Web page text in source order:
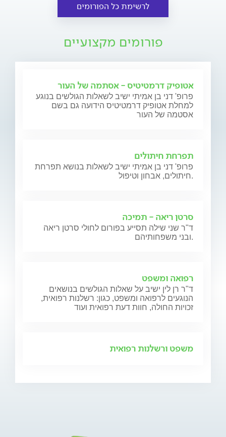
לרשימת כל הפורומים
פורומים מקצועיים
אטופיק דרמטיטיס - אסתמה של העור
פרופ' דני בן אמיתי ישיב לשאלות הגולשים בנוגע
למחלת אטופיק דרמטיטיס הידועה גם בשם
אסטמה של העור
תפרחת חיתולים
פרופ' דני בן אמיתי ישיב לשאלות בנושא תפרחת
חיתולים, אבחון וטיפול.
סרטן ריאה - תמיכה
ד"ר שני שילה תסייע בפורום לחולי סרטן ריאה
ובני משפחותיהם.
רפואה ומשפט
ד"ר רן לין ישיב על שאלות הגולשים בנושאים
הנוגעים לרפואה ומשפט, כגון: רשלנות רפואית,
זכויות החולה, חוות דעת רפואית ועוד
משפט ורשלנות רפואית